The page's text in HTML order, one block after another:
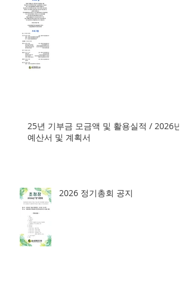
25년 기부금 모금액 및 활용실적 / 2026년
예산서 및 계획서
2026 정기총회 공지